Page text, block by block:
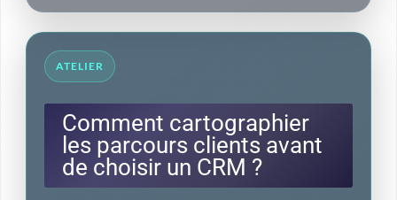
ATELIER
Comment cartographier
les parcours clients avant
de choisir un CRM ?